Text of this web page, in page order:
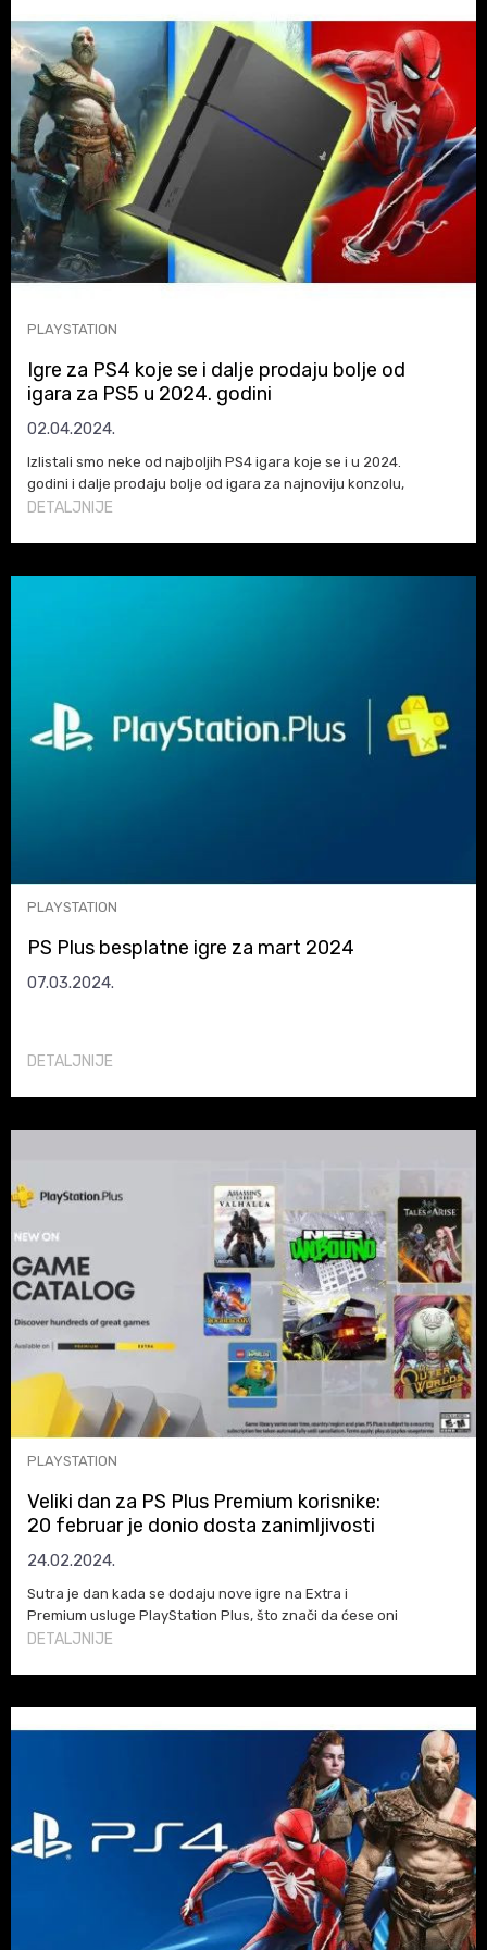
PLAYSTATION
Igre za PS4 koje se i dalje prodaju bolje od
igara za PS5 u 2024. godini
02.04.2024.
Izlistali smo neke od najboljih PS4 igara koje se i u 2024.
godini i dalje prodaju bolje od igara za najnoviju konzolu,
zato ih obavezno probajte
DETALJNIJE
PLAYSTATION
PS Plus besplatne igre za mart 2024
07.03.2024.
DETALJNIJE
PLAYSTATION
Veliki dan za PS Plus Premium korisnike:
20 februar je donio dosta zanimljivosti
24.02.2024.
Sutra je dan kada se dodaju nove igre na Extra i
Premium usluge PlayStation Plus, što znači da ćese oni
koji su se prijavili za Premium radosti. Premium je
pretplatnicima daje značajan povrat za uloženi novac
DETALJNIJE